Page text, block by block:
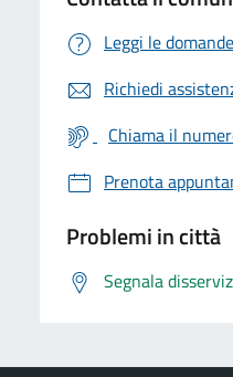
Leggi le
Richiedi
Chiama il
Prenota
Problemi in città
Segnala